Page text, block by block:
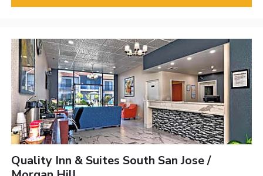
Quality Inn & Suites South San Jose /